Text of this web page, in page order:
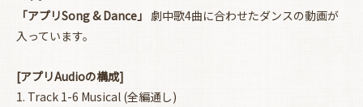
「アプリSong & Dance」 劇中歌4曲に合わせたダンスの動画が
入っています。
[アプリAudioの構成]
1. Track 1-6 Musical (全編通し)